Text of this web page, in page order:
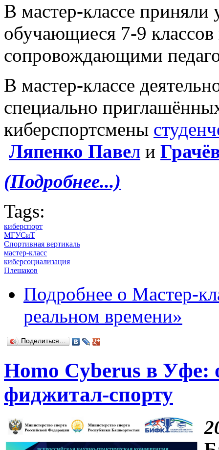
В мастер-классе
обучающиеся 7-9
сопровождающими
В мастер-классе
специально
киберспортсмены
Ляпенко Павел и
(Подробнее...)
Tags:
киберспорт
МГУСиТ
Спортивная вертикаль
мастер-класс
киберсоциализация
Плешаков
Подробнее о Мастер-
реальном времени»
Поделиться…
Homo Cyberus в Уфе:
фиджитал-спорту